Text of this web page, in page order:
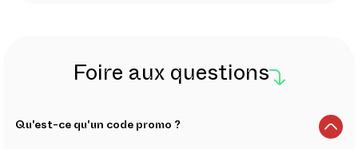
Foire aux questions
Qu'est-ce qu'un code promo ?